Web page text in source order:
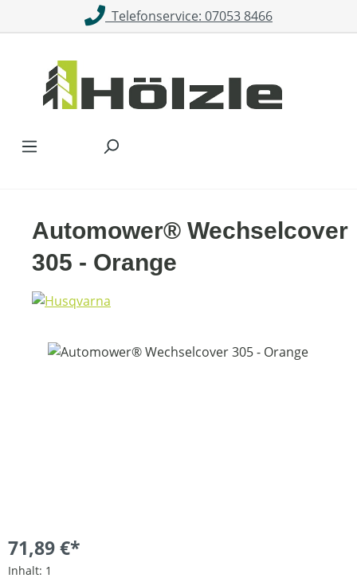
Zum Hauptinhalt springenTelefonservice: 07053 8466
Automower® Wechselcover
305 - Orange
Bildergalerie überspringen
71,89 €*
Inhalt: 1